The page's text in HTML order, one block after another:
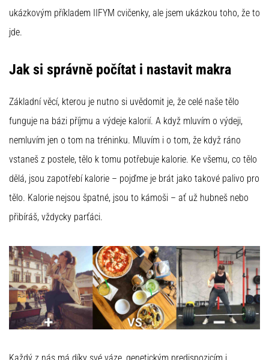
ukázkovým příkladem IIFYM cvičenky, ale jsem ukázkou toho, že to
jde.
Jak si správně počítat i nastavit makra
Základní věcí, kterou je nutno si uvědomit je, že celé naše tělo
funguje na bázi příjmu a výdeje kalorií. A když mluvím o výdeji,
nemluvím jen o tom na tréninku. Mluvím i o tom, že když ráno
vstaneš z postele, tělo k tomu potřebuje kalorie. Ke všemu, co tělo
dělá, jsou zapotřebí kalorie – pojďme je brát jako takové palivo pro
tělo. Kalorie nejsou špatné, jsou to kámoši – ať už hubneš nebo
přibíráš, vždycky parťáci.